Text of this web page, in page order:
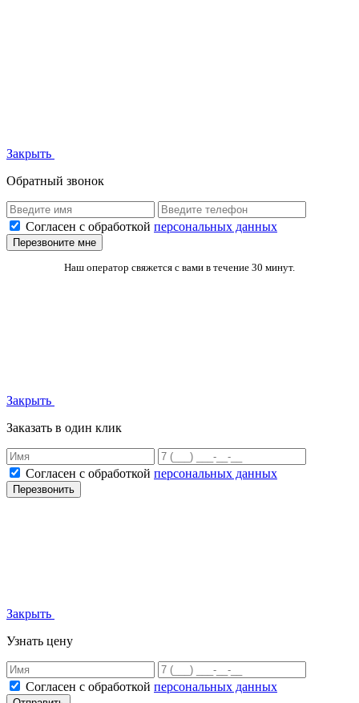
Закрыть
Обратный звонок
Согласен с обработкой персональных данных
Перезвоните мне
Наш оператор свяжется с вами в течение 30 минут.
Закрыть
Заказать в один клик
Согласен с обработкой персональных данных
Перезвонить
Закрыть
Узнать цену
Согласен с обработкой персональных данных